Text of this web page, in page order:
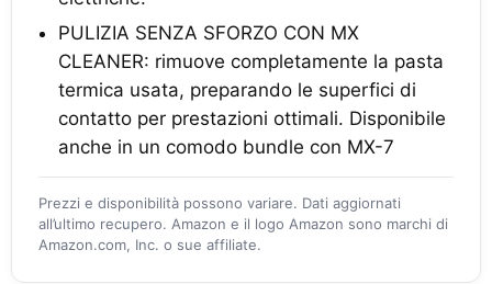
PULIZIA SENZA SFORZO CON MX
CLEANER: rimuove completamente la pasta
termica usata, preparando le superfici di
contatto per prestazioni ottimali. Disponibile
anche in un comodo bundle con MX-7
Prezzi e disponibilità possono variare. Dati aggiornati
all’ultimo recupero. Amazon e il logo Amazon sono marchi di
Amazon.com, Inc. o sue affiliate.